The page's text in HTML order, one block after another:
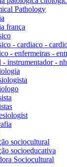
Pathology
frança
- cardiaco -
- enfermeiras -
- instrumentador -
sociocultural
socioeducativa
Sociocultural